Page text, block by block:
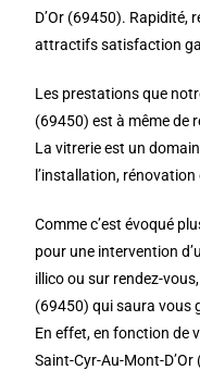
D’Or (69450). Rapidité,
attractifs satisfaction
Les prestations que
(69450) est à même de
La vitrerie est un
l’installation,
Comme c’est évoqué
pour une intervention
illico ou sur rendez-
(69450) qui saura vous
En effet, en fonction de
Saint-Cyr-Au-Mont-